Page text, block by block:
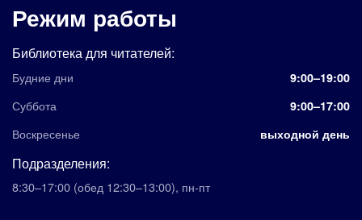
Режим работы
Библиотека для читателей:
Будние дни 9:00–19:00
Суббота 9:00–17:00
Воскресенье выходной день
Подразделения:
8:30–17:00 (обед 12:30–13:00), пн-пт